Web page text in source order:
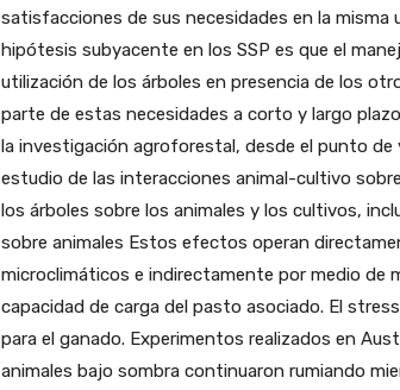
satisfacciones de sus necesidades en la misma
hipótesis subyacente en los SSP es que el
utilización de los árboles en presencia de los
parte de estas necesidades a corto y largo
la investigación agroforestal, desde el punto de
estudio de las interacciones animal-cultivo
los árboles sobre los animales y los cultivos,
sobre animales Estos efectos operan
microclimáticos e indirectamente por medio de
capacidad de carga del pasto asociado. El
para el ganado. Experimentos realizados en
animales bajo sombra continuaron rumiando